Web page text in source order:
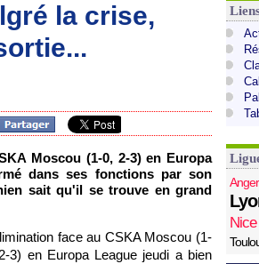
la crise,
Moscou (1-0, 2-3) en Europa
dans ses fonctions par son
sait qu'il se trouve en grand
face au CSKA Moscou (1-
3) en Europa League jeudi a bien
Nice